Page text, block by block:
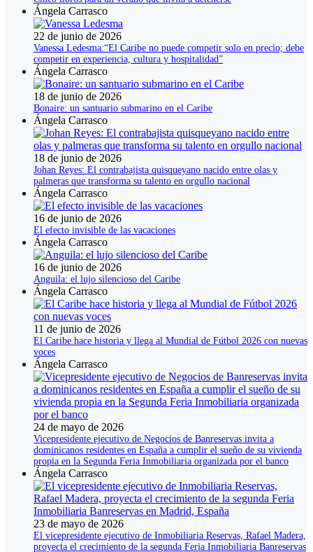
Ángela Carrasco
22 de junio de 2026
Vanessa Ledesma:“El Caribe no puede competir solo en precio; debe
competir en experiencia, cultura y hospitalidad”
Ángela Carrasco
18 de junio de 2026
Bonaire: un santuario submarino en el Caribe
Ángela Carrasco
18 de junio de 2026
Johan Reyes: El contrabajista quisqueyano nacido entre olas y
palmeras que transforma su talento en orgullo nacional
Ángela Carrasco
16 de junio de 2026
El efecto invisible de las vacaciones
Ángela Carrasco
16 de junio de 2026
Anguila: el lujo silencioso del Caribe
Ángela Carrasco
11 de junio de 2026
El Caribe hace historia y llega al Mundial de Fútbol 2026 con nuevas
voces
Ángela Carrasco
24 de mayo de 2026
Vicepresidente ejecutivo de Negocios de Banreservas invita a
dominicanos residentes en España a cumplir el sueño de su vivienda
propia en la Segunda Feria Inmobiliaria organizada por el banco
Ángela Carrasco
23 de mayo de 2026
El vicepresidente ejecutivo de Inmobiliaria Reservas, Rafael Madera,
proyecta el crecimiento de la segunda Feria Inmobiliaria Banreservas